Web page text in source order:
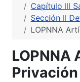
Capítulo III
Sección II
LOPNNA
LOPNNA